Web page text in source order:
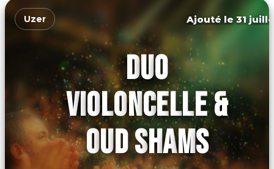
Uzer Ajouté le 31
DUO
VIOLONCELLE &
OUD SHAMS